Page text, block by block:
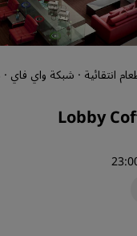
انتقائية · شبكة واي
Lobby